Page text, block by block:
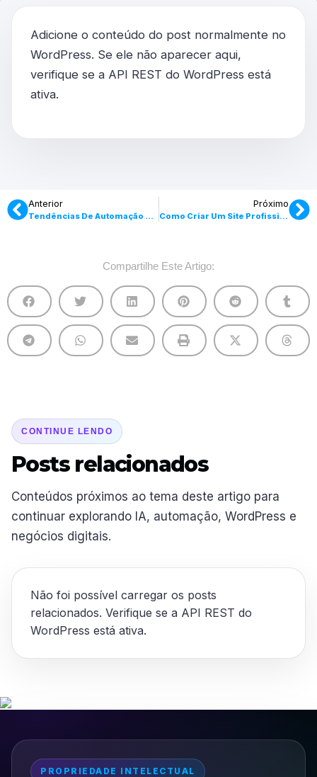
Adicione o conteúdo do post normalmente no
WordPress. Se ele não aparecer aqui,
verifique se a API REST do WordPress está
ativa.
Anterior
Tendências De Automação Digital
Próximo
Como Criar Um Site Profissional Em WordPress
Compartilhe Este Artigo:
CONTINUE LENDO
Posts relacionados
Conteúdos próximos ao tema deste artigo para
continuar explorando IA, automação, WordPress e
negócios digitais.
Não foi possível carregar os posts
relacionados. Verifique se a API REST do
WordPress está ativa.
PROPRIEDADE INTELECTUAL